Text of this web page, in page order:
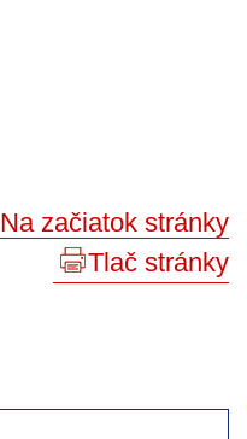
Na začiatok stránky
Tlač stránky